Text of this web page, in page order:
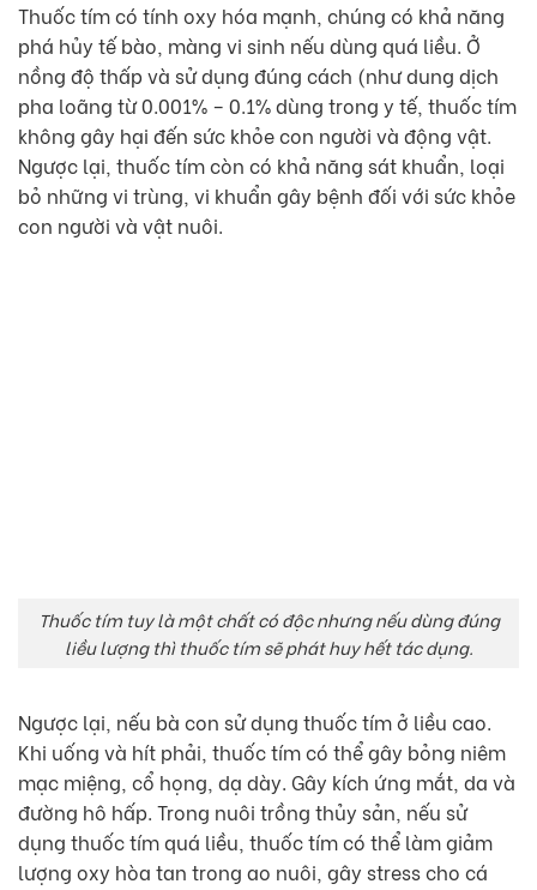
Thuốc tím có tính oxy hóa mạnh, chúng có khả năng
phá hủy tế bào, màng vi sinh nếu dùng quá liều. Ở
nồng độ thấp và sử dụng đúng cách (như dung dịch
pha loãng từ 0.001% – 0.1% dùng trong y tế, thuốc tím
không gây hại đến sức khỏe con người và động vật.
Ngược lại, thuốc tím còn có khả năng sát khuẩn, loại
bỏ những vi trùng, vi khuẩn gây bệnh đối với sức khỏe
con người và vật nuôi.
Thuốc tím tuy là một chất có độc nhưng nếu dùng đúng
liều lượng thì thuốc tím sẽ phát huy hết tác dụng.
Ngược lại, nếu bà con sử dụng thuốc tím ở liều cao.
Khi uống và hít phải, thuốc tím có thể gây bỏng niêm
mạc miệng, cổ họng, dạ dày. Gây kích ứng mắt, da và
đường hô hấp. Trong nuôi trồng thủy sản, nếu sử
dụng thuốc tím quá liều, thuốc tím có thể làm giảm
lượng oxy hòa tan trong ao nuôi, gây stress cho cá